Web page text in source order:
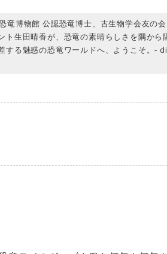
竜博物館 公認恐竜博士、古生物学会友の
生田晴香が、恐竜の素晴らしさを隅から
する魅惑の恐竜ワールドへ、ようこそ。-